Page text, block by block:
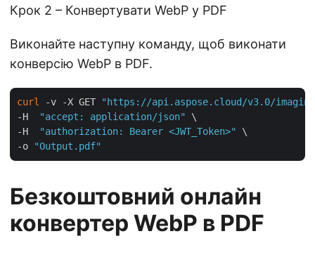
Крок 2 – Конвертувати WebP у PDF
Виконайте наступну команду, щоб виконати
конверсію WebP в PDF.
curl -v -X GET
"https://api.aspose.cloud/v3.0/
-H
"accept: application/json"
\
-H
"authorization: Bearer <JWT_Token>"
\
-o
"Output.pdf"
Безкоштовний онлайн
конвертер WebP в PDF